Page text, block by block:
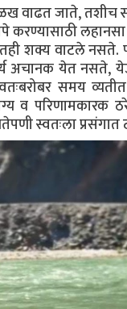
वाढत जाते, तशीच
करण्यासाठी
शक्य वाटले
येत नसते,
समय
व
स्वतःला